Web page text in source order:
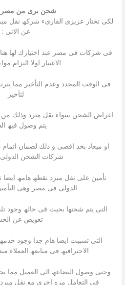
شحن برى من مصر
لكى تختار عزیزى القارىء شركھ نقل
عن الاتى :
فى شركات فى مصر عند اختیارك لھا
الاعتبار اولا التزام
فى الوقت المحدد وعدم التأخیر مما
لتأخیر
اغراض الشحن سواء نقل مبرد وذلك من
یتم وصول فیھ
او میعاد بحد اقصى و ذلك لضمان
شركات الشحن
تأمین على نقل مبرد نقطھ ھامھ
الدولى فى مصر وھى
التى یتم شحنھا بحیث فى حالھ وجود
تعویض عن
التى تسببت ایضا ھام جدا وجود
الاحترافیھ فى متابعھ العملاء
وحتى وصول البضاعھ الى العمیل مما
فى التعامل مره اخرى مع نقل